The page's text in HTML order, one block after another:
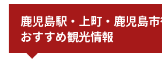
鹿児島駅・上町・鹿児島
おすすめ観光情報